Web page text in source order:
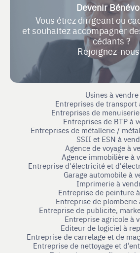
Devenir
Vous étiez dirigeant ou
et souhaitez accompagner
cédants ?
Rejoignez-
Usines à vendre
Entreprises de transport
Entreprises de
Entreprises de BTP à
Entreprises de métallerie /
SSII et ESN à
Agence de voyage à
Agence immobilière à
Entreprise d'électricité et
Garage automobile à
Imprimerie à
Entreprise de peinture
Entreprise de plomberie
Entreprise de publicite,
Entreprise agricole à
Editeur de logiciel à
Entreprise de carrelage et de
Entreprise de nettoyage et